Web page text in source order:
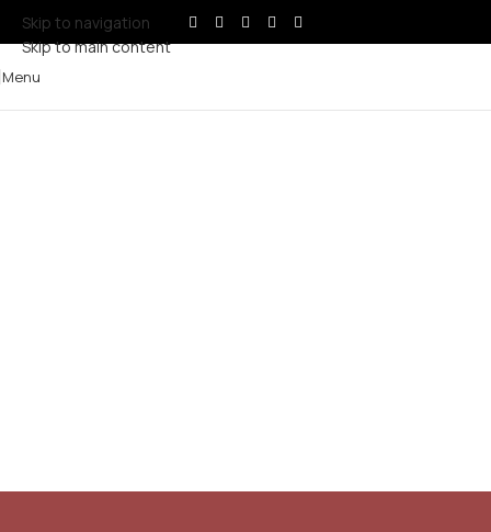
Skip to navigation
Skip to main content
Menu